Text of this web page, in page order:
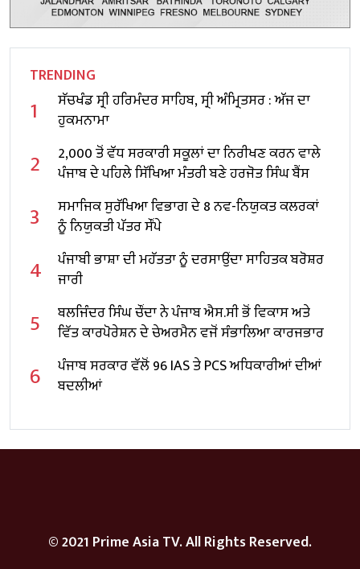
TRENDING
1
ਸੱਚਖੰਡ ਸ੍ਰੀ ਹਰਿਮੰਦਰ ਸਾਹਿਬ, ਸ੍ਰੀ ਅੰਮ੍ਰਿਤਸਰ : ਅੱਜ ਦਾ
ਹੁਕਮਨਾਮਾ
2
2,000 ਤੋਂ ਵੱਧ ਸਰਕਾਰੀ ਸਕੂਲਾਂ ਦਾ ਨਿਰੀਖਣ ਕਰਨ ਵਾਲੇ
ਪੰਜਾਬ ਦੇ ਪਹਿਲੇ ਸਿੱਖਿਆ ਮੰਤਰੀ ਬਣੇ ਹਰਜੋਤ ਸਿੰਘ ਬੈਂਸ
3
ਸਮਾਜਿਕ ਸੁਰੱਖਿਆ ਵਿਭਾਗ ਦੇ 8 ਨਵ-ਨਿਯੁਕਤ ਕਲਰਕਾਂ
ਨੂੰ ਨਿਯੁਕਤੀ ਪੱਤਰ ਸੌਂਪੇ
4
ਪੰਜਾਬੀ ਭਾਸ਼ਾ ਦੀ ਮਹੱਤਤਾ ਨੂੰ ਦਰਸਾਉਂਦਾ ਸਾਹਿਤਕ ਬਰੋਸ਼ਰ
ਜਾਰੀ
5
ਬਲਜਿੰਦਰ ਸਿੰਘ ਚੌਂਦਾ ਨੇ ਪੰਜਾਬ ਐਸ.ਸੀ ਭੋਂ ਵਿਕਾਸ ਅਤੇ
ਵਿੱਤ ਕਾਰਪੋਰੇਸ਼ਨ ਦੇ ਚੇਅਰਮੈਨ ਵਜੋਂ ਸੰਭਾਲਿਆ ਕਾਰਜਭਾਰ
6
ਪੰਜਾਬ ਸਰਕਾਰ ਵੱਲੋਂ 96 IAS ਤੇ PCS ਅਧਿਕਾਰੀਆਂ ਦੀਆਂ
ਬਦਲੀਆਂ
© 2021 Prime Asia TV. All Rights Reserved.